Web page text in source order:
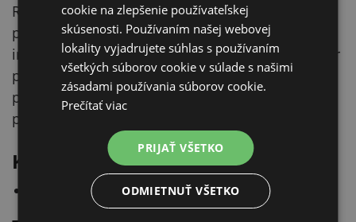
Rozmery 145 × 160 × 60 mm a objem 0,4 l
predurčujú túto napájačku pre kompaktné
inštalácie. Je vhodná do miest, kde nie je priestor
pre veľké napájacie systémy, ale napriek tomu je
potrebné ponúknuť zvieratám pohodlný a
pravidelný prístup k vode.
Kapacita
cookie na zlepšenie používateľskej
skúsenosti. Používaním našej webovej
lokality vyjadrujete súhlas s používaním
všetkých súborov cookie v súlade s našimi
zásadami používania súborov cookie.
Prečítať viac
PRIJAŤ VŠETKO
ODMIETNUŤ VŠETKO